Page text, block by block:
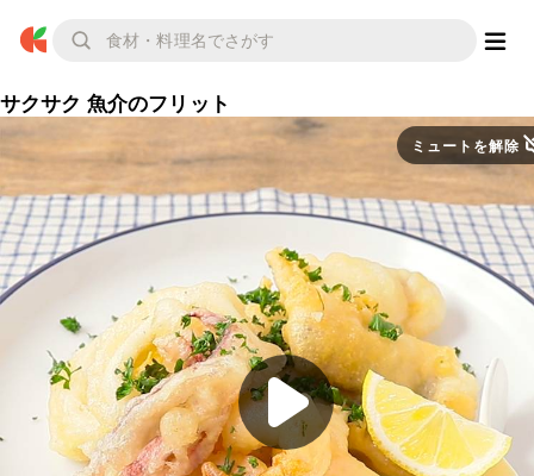
サクサク 魚介のフリット
ミュートを解除